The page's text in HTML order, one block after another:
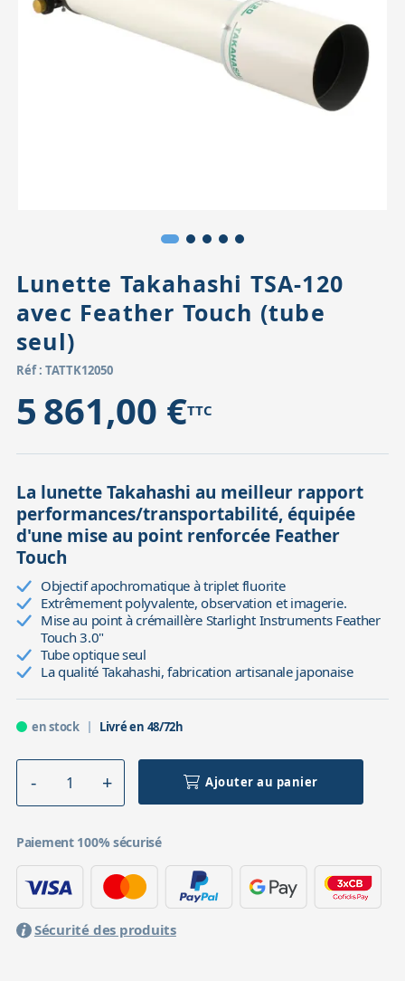
Accessoires pour montures
Têtes
Pièces détachées
Lunette Takahashi TSA-120
avec Feather Touch (tube
seul)
Réf : TATTK12050
5 861,00 €TTC
La lunette Takahashi au meilleur rapport
performances/transportabilité, équipée
d'une mise au point renforcée Feather
Touch
Objectif apochromatique à triplet fluorite
Extrêmement polyvalente, observation et imagerie.
Mise au point à crémaillère Starlight Instruments Feather
Touch 3.0"
Tube optique seul
La qualité Takahashi, fabrication artisanale japonaise
en stock Livré en 48/72h
Ajouter au panier
Paiement 100% sécurisé
Sécurité des produits